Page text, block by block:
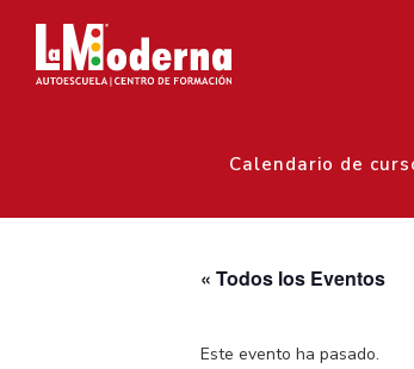
Calendario de
« Todos los Eventos
Este evento ha pasado.